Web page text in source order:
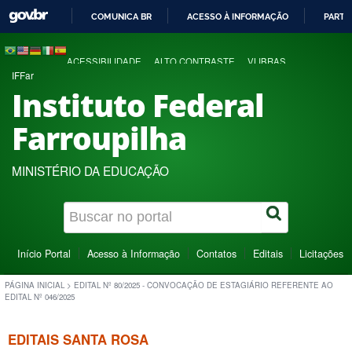
COMUNICA BR ACESSO À INFORMAÇÃO
ACESSIBILIDADE ALTO CONTRASTE VLIBRAS
IFFar
Instituto Federal
Farroupilha
MINISTÉRIO DA EDUCAÇÃO
Início Portal Acesso à Informação Contatos Editais Licitações
PÁGINA INICIAL > EDITAL Nº 80/2025 - CONVOCAÇÃO DE ESTAGIÁRIO REFERENTE AO
EDITAL Nº 046/2025
EDITAIS SANTA ROSA